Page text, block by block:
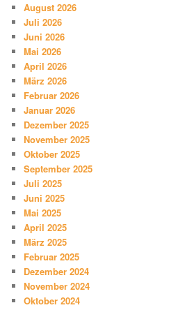
August 2026
Juli 2026
Juni 2026
Mai 2026
April 2026
März 2026
Februar 2026
Januar 2026
Dezember 2025
November 2025
Oktober 2025
September 2025
Juli 2025
Juni 2025
Mai 2025
April 2025
März 2025
Februar 2025
Dezember 2024
November 2024
Oktober 2024